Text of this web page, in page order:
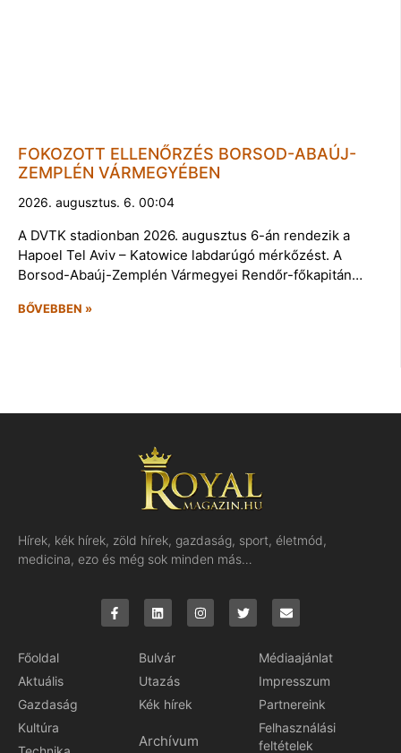
FOKOZOTT ELLENŐRZÉS BORSOD-ABAÚJ-
ZEMPLÉN VÁRMEGYÉBEN
2026. augusztus. 6. 00:04
A DVTK stadionban 2026. augusztus 6-án rendezik a
Hapoel Tel Aviv – Katowice labdarúgó mérkőzést. A
Borsod-Abaúj-Zemplén Vármegyei Rendőr-főkapitán…
BŐVEBBEN »
Hírek, kék hírek, zöld hírek, gazdaság, sport, életmód,
medicina, ezo és még sok minden más…
Főoldal
Aktuális
Gazdaság
Kultúra
Bulvár
Utazás
Kék hírek
Archívum
Médiaajánlat
Impresszum
Partnereink
Felhasználási
feltételek